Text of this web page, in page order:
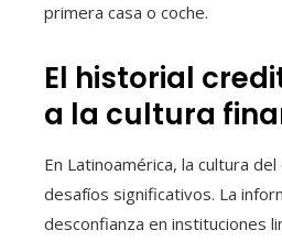
primera casa o coche.
El historial
a la cultura
En Latinoamérica, la cultura
desafíos significativos. La
desconfianza en instituciones